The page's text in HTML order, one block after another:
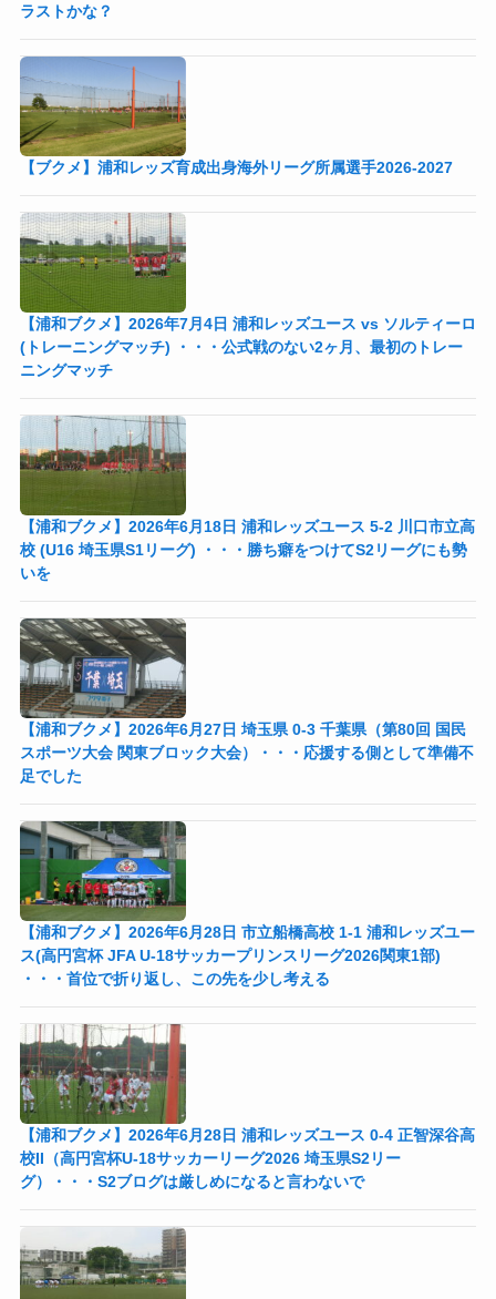
ラストかな？
【ブクメ】浦和レッズ育成出身海外リーグ所属選手2026-2027
【浦和ブクメ】2026年7月4日 浦和レッズユース vs ソルティーロ
(トレーニングマッチ) ・・・公式戦のない2ヶ月、最初のトレー
ニングマッチ
【浦和ブクメ】2026年6月18日 浦和レッズユース 5-2 川口市立高
校 (U16 埼玉県S1リーグ) ・・・勝ち癖をつけてS2リーグにも勢
いを
【浦和ブクメ】2026年6月27日 埼玉県 0-3 千葉県（第80回 国民
スポーツ大会 関東ブロック大会）・・・応援する側として準備不
足でした
【浦和ブクメ】2026年6月28日 市立船橋高校 1-1 浦和レッズユー
ス(高円宮杯 JFA U-18サッカープリンスリーグ2026関東1部)
・・・首位で折り返し、この先を少し考える
【浦和ブクメ】2026年6月28日 浦和レッズユース 0-4 正智深谷高
校II（高円宮杯U-18サッカーリーグ2026 埼玉県S2リー
グ）・・・S2ブログは厳しめになると言わないで